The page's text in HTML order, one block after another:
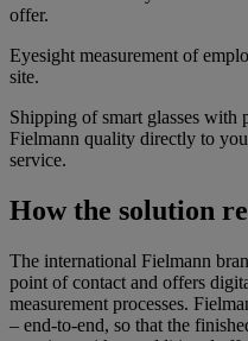
offer.
Eyesight measurement of
site.
Shipping of smart glasses with
Fielmann quality directly to
service.
How the solution
The international Fielmann
point of contact and offers
measurement processes.
– end-to-end, so that the